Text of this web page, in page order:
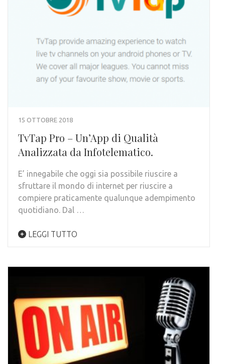
15 OTTOBRE 2018
TvTap Pro – Un’App di Qualità
Analizzata da Infotelematico.
E’ innegabile che oggi sia possibile riuscire a
sfruttare il mondo di internet per riuscire a
compiere praticamente qualunque adempimento
quotidiano. Dal …
LEGGI TUTTO